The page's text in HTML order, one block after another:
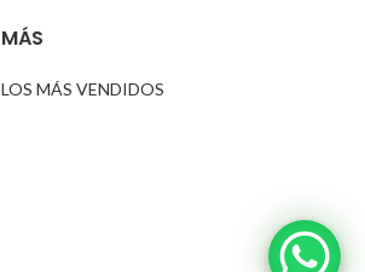
MÁS
LOS MÁS VENDIDOS